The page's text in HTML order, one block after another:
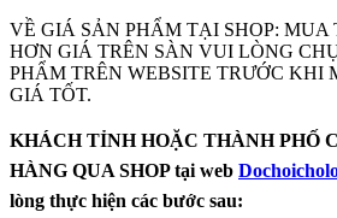
VỀ GIÁ SẢN PHẨM TẠI SHOP: MUA
HƠN GIÁ TRÊN SÀN VUI LÒNG
PHẨM TRÊN WEBSITE TRƯỚC KHI
GIÁ TỐT.
KHÁCH TỈNH HOẶC THÀNH PHỐ
HÀNG QUA SHOP tại web
lòng thực hiện các bước sau: